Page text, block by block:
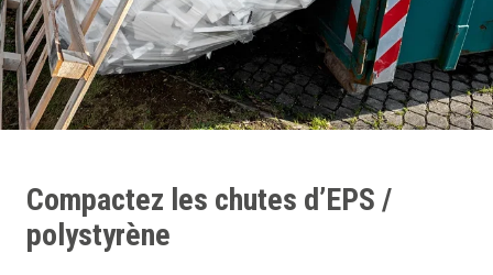
Compactez les chutes d’EPS /
polystyrène